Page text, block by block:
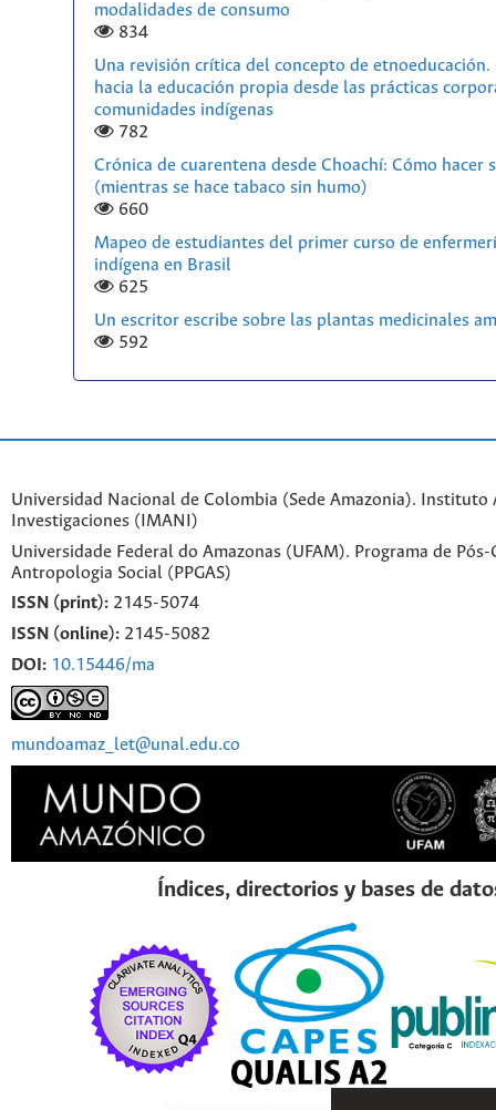
modalidades de consumo
834
Una revisión crítica del concepto de etnoeducación.
hacia la educación propia desde las prácticas
comunidades indígenas
782
Crónica de cuarentena desde Choachí: Cómo hacer
(mientras se hace tabaco sin humo)
660
Mapeo de estudiantes del primer curso de
indígena en Brasil
625
Un escritor escribe sobre las plantas medicinales
592
Universidad Nacional de Colombia (Sede Amazonia). Instituto
Investigaciones (IMANI)
Universidade Federal do Amazonas (UFAM). Programa de Pós-
Antropologia Social (PPGAS)
ISSN (print): 2145-5074
ISSN (online): 2145-5082
DOI: 10.15446/ma
mundoamaz_let@unal.edu.co
Índices, directorios y bases de